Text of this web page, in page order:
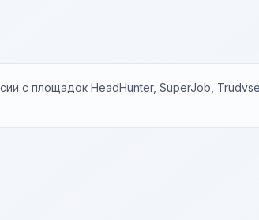
с площадок HeadHunter, SuperJob,